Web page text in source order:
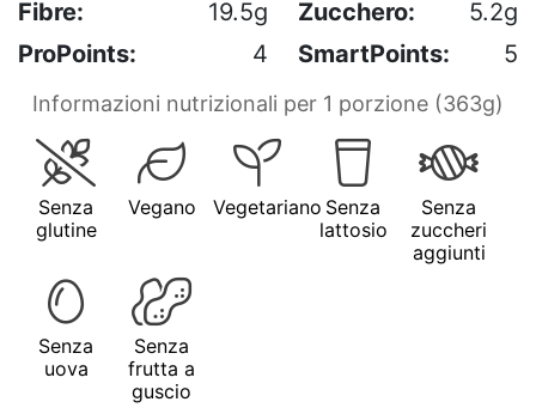
Fibre:
19.5g Zucchero:
5.2g
ProPoints:
4 SmartPoints: 5
Informazioni nutrizionali per 1 porzione (363g)
Senza
glutine
Vegano Vegetariano Senza
lattosio
Senza
zuccheri
aggiunti
Senza
uova
Senza
frutta a
guscio